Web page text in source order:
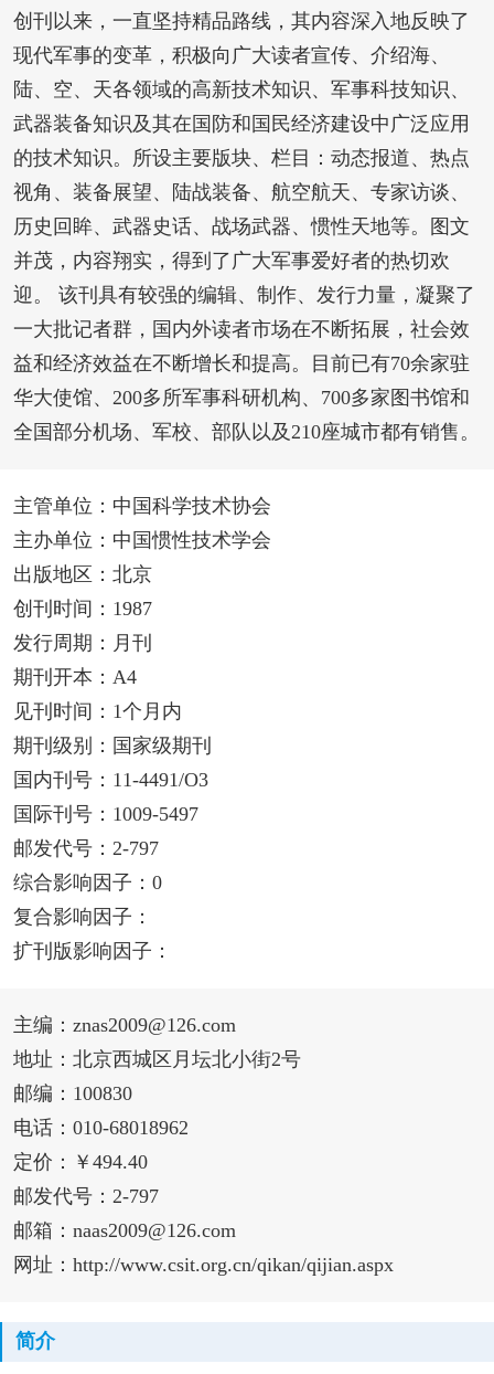
创刊以来，一直坚持精品路线，其内容深入地反映了
现代军事的变革，积极向广大读者宣传、介绍海、
陆、空、天各领域的高新技术知识、军事科技知识、
武器装备知识及其在国防和国民经济建设中广泛应用
的技术知识。所设主要版块、栏目：动态报道、热点
视角、装备展望、陆战装备、航空航天、专家访谈、
历史回眸、武器史话、战场武器、惯性天地等。图文
并茂，内容翔实，得到了广大军事爱好者的热切欢
迎。 该刊具有较强的编辑、制作、发行力量，凝聚了
一大批记者群，国内外读者市场在不断拓展，社会效
益和经济效益在不断增长和提高。目前已有70余家驻
华大使馆、200多所军事科研机构、700多家图书馆和
全国部分机场、军校、部队以及210座城市都有销售。
主管单位：中国科学技术协会
主办单位：中国惯性技术学会
出版地区：北京
创刊时间：1987
发行周期：月刊
期刊开本：A4
见刊时间：1个月内
期刊级别：国家级期刊
国内刊号：11-4491/O3
国际刊号：1009-5497
邮发代号：2-797
综合影响因子：0
复合影响因子：
扩刊版影响因子：
主编：znas2009@126.com
地址：北京西城区月坛北小街2号
邮编：100830
电话：010-68018962
定价：￥494.40
邮发代号：2-797
邮箱：naas2009@126.com
网址：http://www.csit.org.cn/qikan/qijian.aspx
简介